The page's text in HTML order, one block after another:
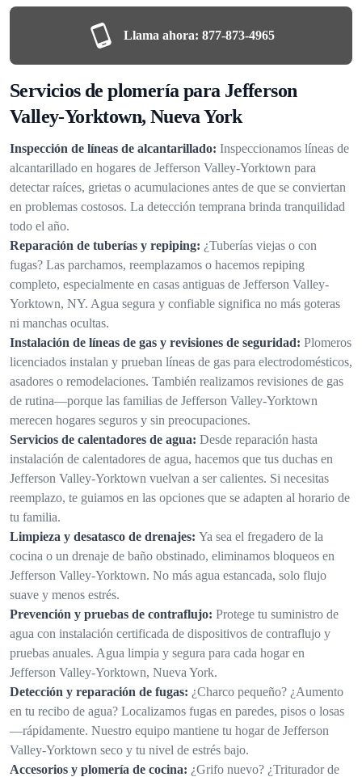
Llama ahora: 877-873-4965
Servicios de plomería para Jefferson
Valley-Yorktown, Nueva York
Inspección de líneas de alcantarillado: Inspeccionamos líneas de
alcantarillado en hogares de Jefferson Valley-Yorktown para
detectar raíces, grietas o acumulaciones antes de que se conviertan
en problemas costosos. La detección temprana brinda tranquilidad
todo el año.
Reparación de tuberías y repiping: ¿Tuberías viejas o con
fugas? Las parchamos, reemplazamos o hacemos repiping
completo, especialmente en casas antiguas de Jefferson Valley-
Yorktown, NY. Agua segura y confiable significa no más goteras
ni manchas ocultas.
Instalación de líneas de gas y revisiones de seguridad: Plomeros
licenciados instalan y prueban líneas de gas para electrodomésticos,
asadores o remodelaciones. También realizamos revisiones de gas
de rutina—porque las familias de Jefferson Valley-Yorktown
merecen hogares seguros y sin preocupaciones.
Servicios de calentadores de agua: Desde reparación hasta
instalación de calentadores de agua, hacemos que tus duchas en
Jefferson Valley-Yorktown vuelvan a ser calientes. Si necesitas
reemplazo, te guiamos en las opciones que se adapten al horario de
tu familia.
Limpieza y desatasco de drenajes: Ya sea el fregadero de la
cocina o un drenaje de baño obstinado, eliminamos bloqueos en
Jefferson Valley-Yorktown. No más agua estancada, solo flujo
suave y menos estrés.
Prevención y pruebas de contraflujo: Protege tu suministro de
agua con instalación certificada de dispositivos de contraflujo y
pruebas anuales. Agua limpia y segura para cada hogar en
Jefferson Valley-Yorktown, Nueva York.
Detección y reparación de fugas: ¿Charco pequeño? ¿Aumento
en tu recibo de agua? Localizamos fugas en paredes, pisos o losas
—rápidamente. Nuestro equipo mantiene tu hogar de Jefferson
Valley-Yorktown seco y tu nivel de estrés bajo.
Accesorios y plomería de cocina: ¿Grifo nuevo? ¿Triturador de